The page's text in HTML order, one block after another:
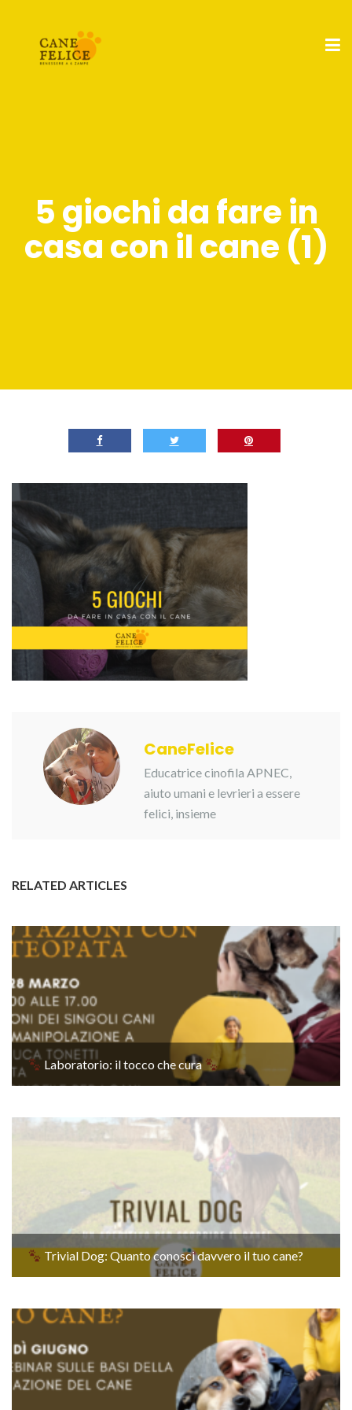
5 giochi da fare in
casa con il cane (1)
CaneFelice
Educatrice cinofila APNEC,
aiuto umani e levrieri a essere
felici, insieme
RELATED ARTICLES
Laboratorio: il tocco che cura
Trivial Dog: Quanto conosci davvero il tuo cane?